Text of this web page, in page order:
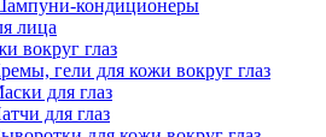
кондиционеры
лица
вокруг глаз
гели для кожи вокруг глаз
для глаз
для глаз